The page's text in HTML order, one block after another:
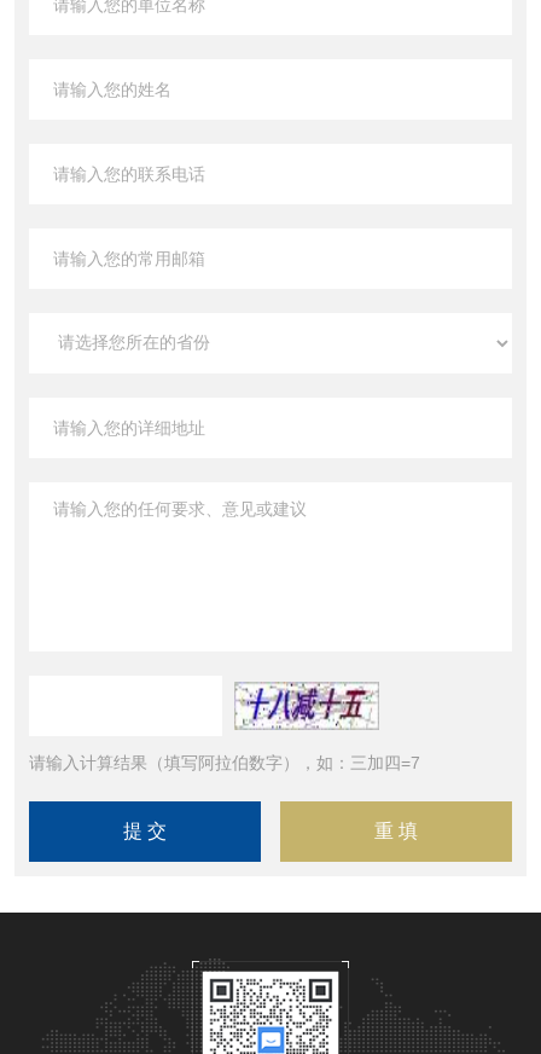
请输入计算结果（填写阿拉伯数字），如：三加四=7